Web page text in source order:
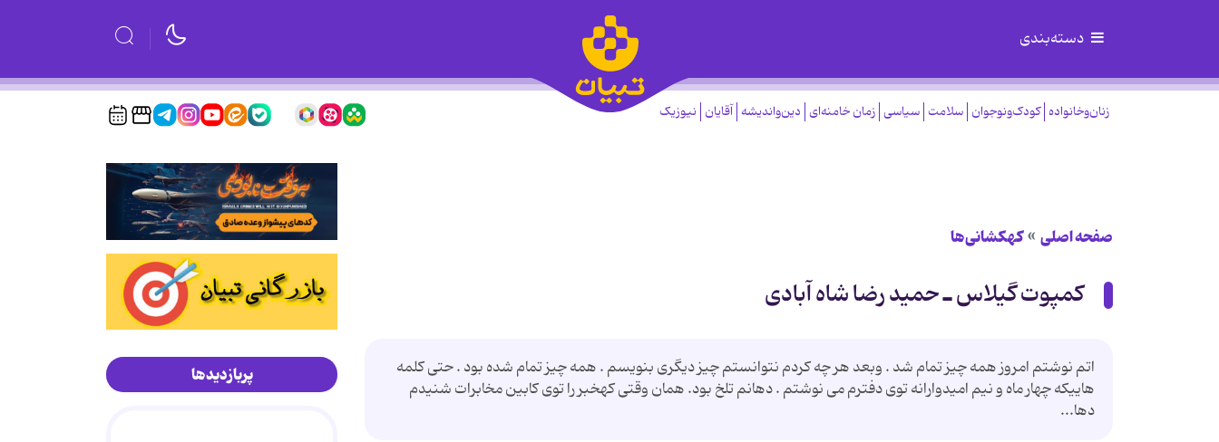
دسته‌بندی
زنان‌وخانواده کودک‌ونوجوان سلامت سیاسی زمان خامنه‌ای دین‌واندیشه آقایان نیوزیک
صفحه اصلی کهکشانی‌ها
كمپوت گیلاس ـ حمید رضا شاه آبادی
اتم نوشتم امروز همه چیز تمام شد . وبعد هر چه كردم نتوانستم چیز دیگری بنویسم . همه چیز تمام شده بود . حتی كلمه
هاییكه چهار ماه و نیم امیدوارانه توی دفترم می نوشتم . دهانم تلخ بود. همان وقتی كهخبر را توی كابین مخابرات شنیدم
دها...
پربازدیدها